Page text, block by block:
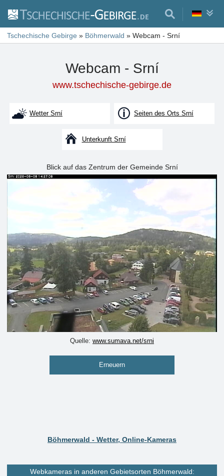
Tschechische Gebirge » Böhmerwald » Webcam - Srní
Webcam - Srní
www.tschechische-gebirge.de
Wetter Srní Seiten des Orts Srní
Unterkunft Srní
Blick auf das Zentrum der Gemeinde Srní
Quelle: www.sumava.net/srni
Erneuern
Böhmerwald - Wetter, Online-Kameras
Webkameras in anderen Gebietsorten Böhmerwald: